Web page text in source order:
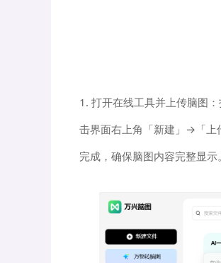
1. 打开在线工具并上传脑图
击界面右上角「新建」→「上
完成，确保脑图内容完整显示。